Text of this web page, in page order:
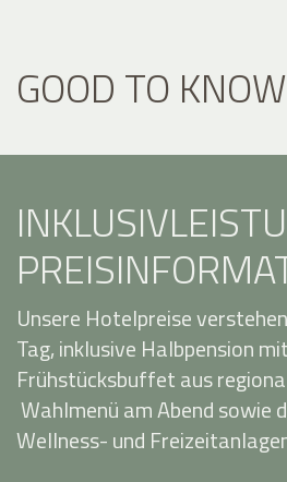
GOOD TO KNOW
Unsere Hotelpreise
Tag, inklusive Halbpension
Frühstücksbuffet aus
Wahlmenü am Abend sowie
Wellness- und